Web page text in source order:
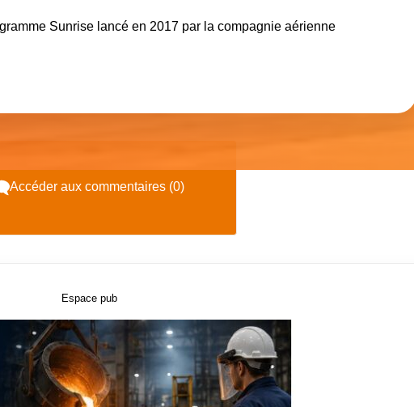
Sunrise lancé en 2017 par la compagnie aérienne
Accéder aux commentaires (0)
Espace pub